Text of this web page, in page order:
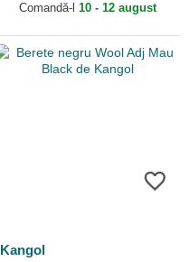
Comandă-l 10 - 12 august
Kangol